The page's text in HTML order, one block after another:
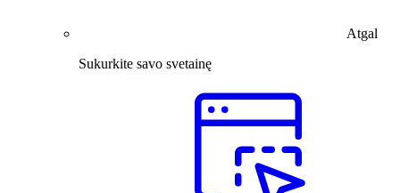
Atgal
Sukurkite savo svetainę